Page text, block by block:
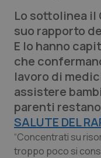
Edizioni
QS Pro
Professionisti
Abruzzo
Basilicata
QS Pro Gold
Artrite &
QS Club
Lo sottolinea il
suo rapporto
E lo hanno
che
lavoro di
assistere
parenti
SALUTE DEL
“Concentrati su
troppo poco si